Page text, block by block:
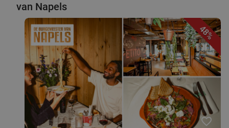
van Napels
48%
favorite_border